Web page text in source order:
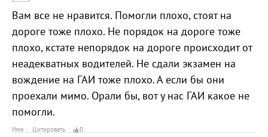
Вам все не нравится. Помогли плохо, стоят на
дороге тоже плохо. Не порядок на дороге тоже
плохо, кстате непорядок на дороге происходит от
неадекватных водителей. Не сдали экзамен на
вождение на ГАИ тоже плохо. А если бы они
проехали мимо. Орали бы, вот у нас ГАИ какое не
помогли.
Имя Цитировать 0